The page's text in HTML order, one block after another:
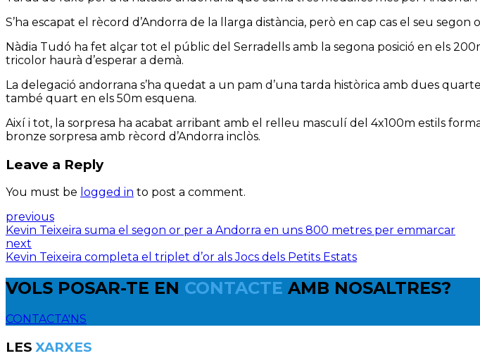
S’ha escapat el rècord d’Andorra de la llarga distància, però en cap cas el seu segon
Nàdia Tudó ha fet alçar tot el públic del Serradells amb la segona posició en els
tricolor haurà d’esperar a demà.
La delegació andorrana s’ha quedat a un pam d’una tarda històrica amb dues
també quart en els 50m esquena.
Així i tot, la sorpresa ha acabat arribant amb el relleu masculí del 4x100m estils
bronze sorpresa amb rècord d’Andorra inclòs.
Leave a Reply
You must be logged in to post a comment.
previous
Kevin Teixeira suma el segon or per a Andorra en uns 800 metres per emmarcar
next
Kevin Teixeira completa el triplet d’or als Jocs dels Petits Estats
VOLS POSAR-TE EN CONTACTE AMB NOSALTRES?
CONTACTA'NS
LES XARXES